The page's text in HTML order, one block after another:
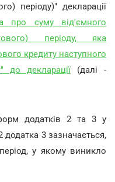
періоду)" декларації
про суму від'ємного
періоду, яка
кредиту наступного
до декларації (далі -
додатків 2 та 3 у
додатка 3 зазначається,
у якому виникло